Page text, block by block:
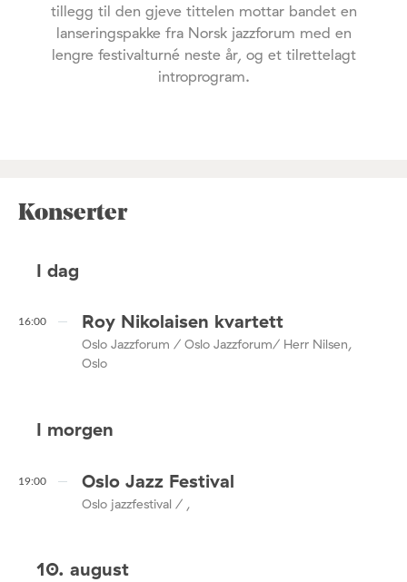
tillegg til den gjeve tittelen mottar bandet en
lanseringspakke fra Norsk jazzforum med en
lengre festivalturné neste år, og et tilrettelagt
introprogram.
Konserter
I dag
16:00 Roy Nikolaisen kvartett
Oslo Jazzforum / Oslo Jazzforum/ Herr Nilsen,
Oslo
I morgen
19:00 Oslo Jazz Festival
Oslo jazzfestival / ,
10. august